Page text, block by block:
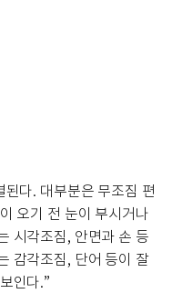
다. 대부분은 무조짐 편
오기 전 눈이 부시거나
시각조짐, 안면과 손 등
감각조짐, 단어 등이 잘
인다.”